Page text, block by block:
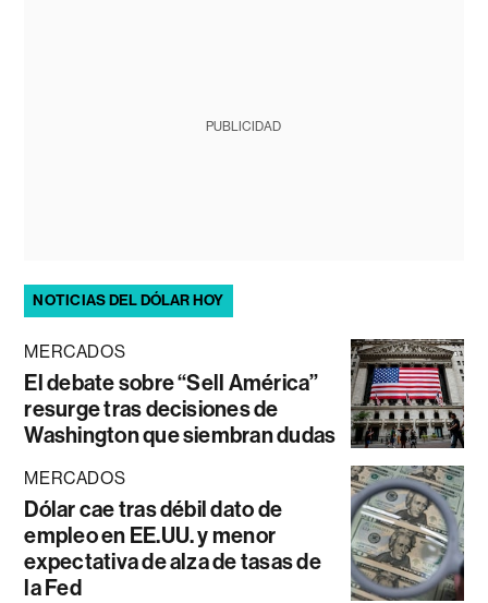
PUBLICIDAD
NOTICIAS DEL DÓLAR HOY
MERCADOS
El debate sobre “Sell América”
resurge tras decisiones de
Washington que siembran dudas
MERCADOS
Dólar cae tras débil dato de
empleo en EE.UU. y menor
expectativa de alza de tasas de
la Fed